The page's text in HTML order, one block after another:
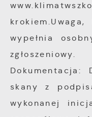
wypełnia
zgłoszeniowy.
Dokumentacja:
skany z
wykonanej